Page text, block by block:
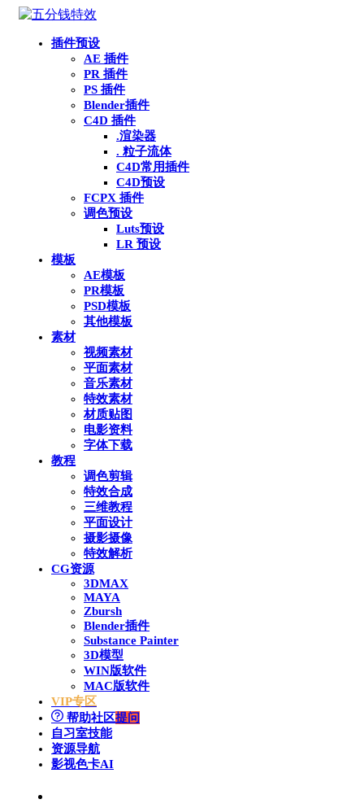
插件预设
AE 插件
PR 插件
PS 插件
Blender插件
C4D 插件
.渲染器
. 粒子流体
C4D常用插件
C4D预设
FCPX 插件
调色预设
Luts预设
LR 预设
模板
AE模板
PR模板
PSD模板
其他模板
素材
视频素材
平面素材
音乐素材
特效素材
材质贴图
电影资料
字体下载
教程
调色剪辑
特效合成
三维教程
平面设计
摄影摄像
特效解析
CG资源
3DMAX
MAYA
Zbursh
Blender插件
Substance Painter
3D模型
WIN版软件
MAC版软件
VIP专区
帮助社区提问
自习室技能
资源导航
影视色卡AI